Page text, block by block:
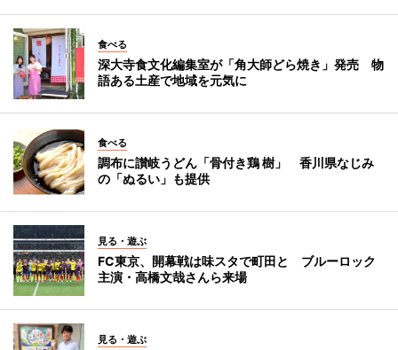
食べる
深大寺食文化編集室が「角大師どら焼き」発売 物
語ある土産で地域を元気に
食べる
調布に讃岐うどん「骨付き鶏 樹」 香川県なじみ
の「ぬるい」も提供
見る・遊ぶ
FC東京、開幕戦は味スタで町田と ブルーロック
主演・高橋文哉さんら来場
見る・遊ぶ